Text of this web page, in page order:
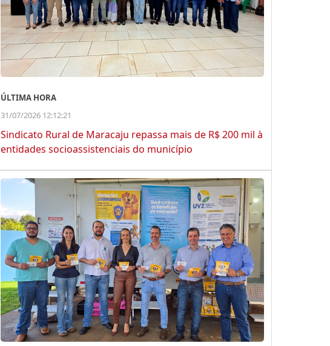
ÚLTIMA HORA
31/07/2026 12:12:21
Sindicato Rural de Maracaju repassa mais de R$ 200 mil à
entidades socioassistenciais do município